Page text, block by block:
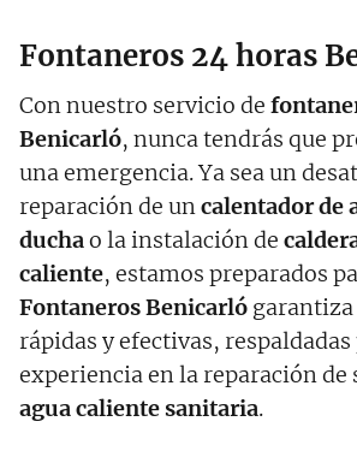
Fontaneros 24 horas
Con nuestro servicio de
Benicarló, nunca tendrás que
una emergencia. Ya sea un
reparación de uncalentador de
duchao la instalación de
caliente, estamos preparados
Fontaneros Benicarló
rápidas y efectivas,
experiencia en la reparación de
agua caliente sanitaria.